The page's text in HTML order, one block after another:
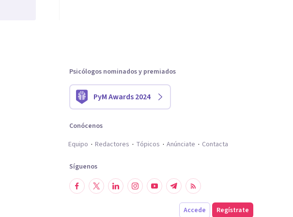
Psicólogos nominados y premiados
PyM Awards 2024
Conócenos
Equipo
Redactores Tópicos Anúnciate Contacta
Síguenos
Accede Regístrate